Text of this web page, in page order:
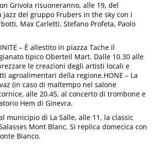
Grivola risuoneranno, alle 19, del
jazz del gruppo Frubers in the sky con i
Max Carletti, Stefano Profeta, Paolo
– È allestito in piazza Tache il
tipico Oberteil Mart. Dalle 10.30 alle
le creazioni degli artisti locali e
agroalimentari della regione.HONE – La
(in caso di maltempo nel salone
alle 20.45, al concerto di trombone e
Hem di Ginevra.
municipio di La Salle, alle 11, la classic
Mont Blanc, Si replica domecica con
Bianco.